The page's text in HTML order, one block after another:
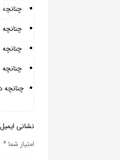
چنانچه
چنانچه
چنانچه
چنانچه
نشانی
امتیاز شما*